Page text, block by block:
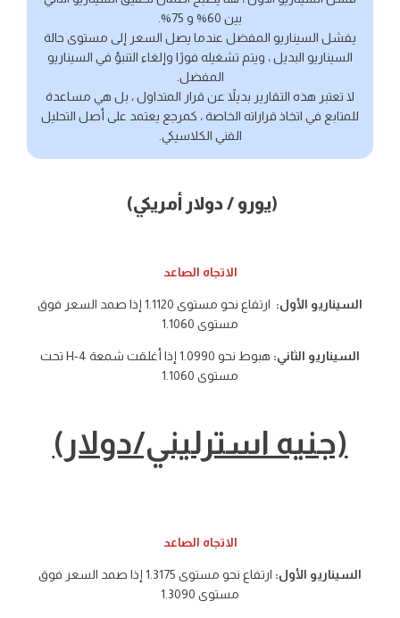
بين 60% و 75%.
يفشل السيناريو المفضل عندما يصل السعر إلى مستوى حالة
السيناريو البديل ، ويتم تشغيله فورًا وإلغاء التنبؤ في السيناريو
المفضل.
لا تعتبر هذه التقارير بديلاً عن قرار المتداول ، بل هي مساعدة
للمتابع في اتخاذ قراراته الخاصة ، كمرجع يعتمد على أصل التحليل
الفني الكلاسيكي.
(يورو / دولار أمريكي)
الاتجاه الصاعد
السيناريو الأول:
ارتفاع نحو مستوى 1.1120 إذا صمد السعر فوق
مستوى 1.1060
السيناريو الثاني:
هبوط نحو 1.0990 إذا أغلقت شمعة 4-H تحت
مستوى 1.1060
(جنيه استرليني/دولار)
الاتجاه الصاعد
السيناريو الأول:
ارتفاع نحو مستوى 1.3175 إذا صمد السعر فوق
مستوى 1.3090